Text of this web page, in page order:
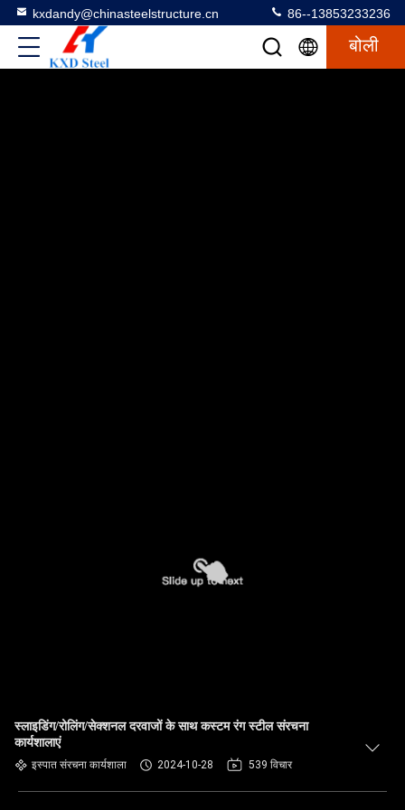
kxdandy@chinasteelstructure.cn 86--13853233236
बोली
स्लाइडिंग/रोलिंग/सेक्शनल दरवाजों के साथ कस्टम रंग स्टील संरचना
कार्यशालाएं
इस्पात संरचना कार्यशाला 2024-10-28 539 विचार